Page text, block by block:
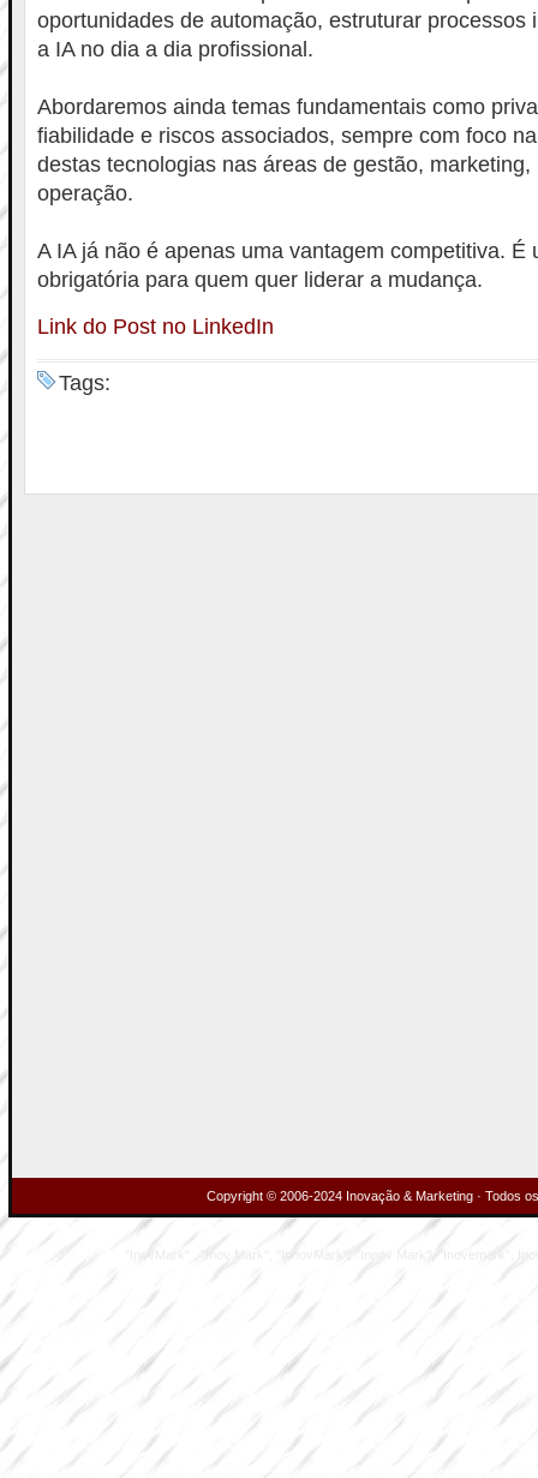
oportunidades de automação, estruturar processos
a IA no dia a dia profissional.
Abordaremos ainda temas fundamentais como
fiabilidade e riscos associados, sempre com foco
destas tecnologias nas áreas de gestão,
operação.
A IA já não é apenas uma vantagem competitiva. É
obrigatória para quem quer liderar a mudança.
Link do Post no LinkedIn
Tags:
Copyright © 2006-2024 Inovação & Marketing · Todos